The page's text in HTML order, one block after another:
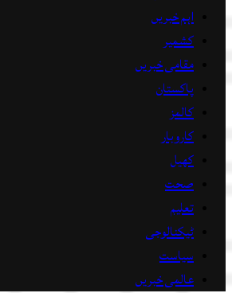
اہم خبریں
کشمیر
مقامی خبریں
پاکستان
کالمز
کاروبار
کھیل
صحت
تعلیم
ٹیکنالوجی
سیاست
عالمی خبریں